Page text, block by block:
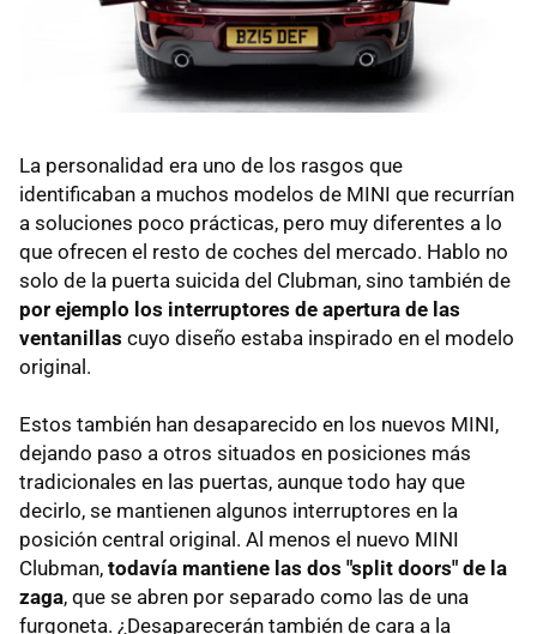
La personalidad era uno de los rasgos que
identificaban a muchos modelos de MINI que recurrían
a soluciones poco prácticas, pero muy diferentes a lo
que ofrecen el resto de coches del mercado. Hablo no
solo de la puerta suicida del Clubman, sino también de
por ejemplo los interruptores de apertura de las
ventanillas cuyo diseño estaba inspirado en el modelo
original.
Estos también han desaparecido en los nuevos MINI,
dejando paso a otros situados en posiciones más
tradicionales en las puertas, aunque todo hay que
decirlo, se mantienen algunos interruptores en la
posición central original. Al menos el nuevo MINI
Clubman, todavía mantiene las dos "split doors" de la
zaga, que se abren por separado como las de una
furgoneta. ¿Desaparecerán también de cara a la